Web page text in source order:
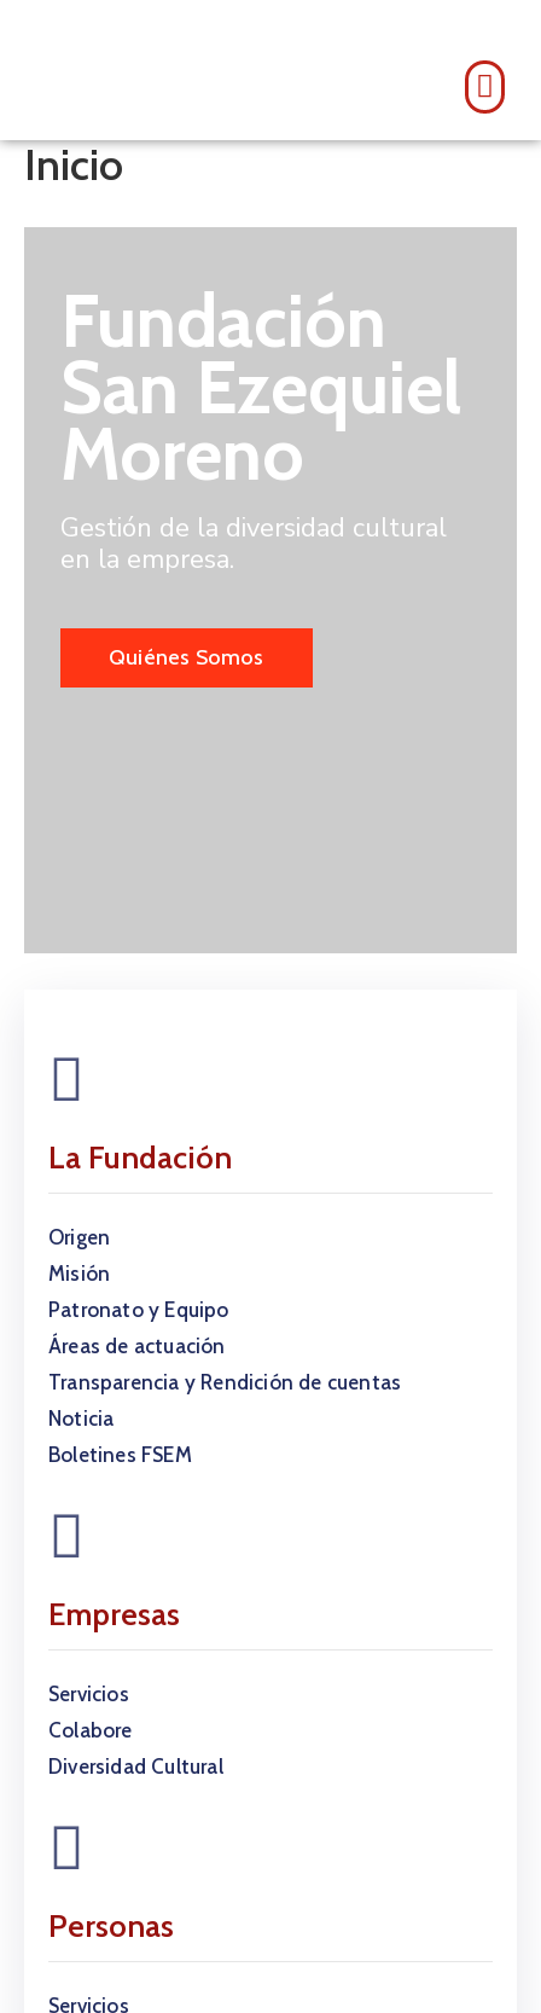
Inicio
Fundación
San Ezequiel
Moreno
Gestión de la diversidad cultural
en la empresa.
Quiénes Somos
La Fundación
Origen
Misión
Patronato y Equipo
Áreas de actuación
Transparencia y Rendición de cuentas
Noticia
Boletines FSEM
Empresas
Servicios
Colabore
Diversidad Cultural
Personas
Servicios